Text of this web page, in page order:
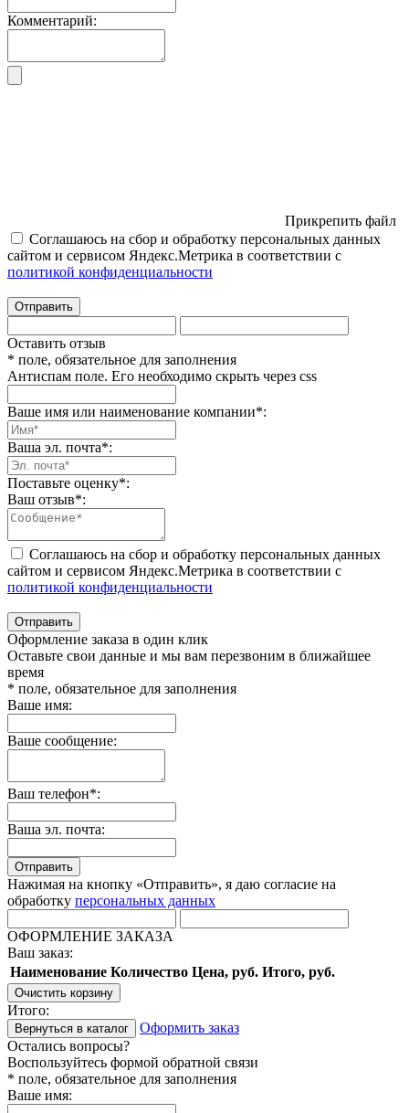
Комментарий:
Прикрепить файл
Соглашаюсь на сбор и обработку персональных данных
сайтом и сервисом Яндекс.Метрика в соответствии с
политикой конфиденциальности
Отправить
Оставить отзыв
* поле, обязательное для заполнения
Антиспам поле. Его необходимо скрыть через css
Ваше имя или наименование компании*:
Ваша эл. почта*:
Поставьте оценку*:
Ваш отзыв*:
Соглашаюсь на сбор и обработку персональных данных
сайтом и сервисом Яндекс.Метрика в соответствии с
политикой конфиденциальности
Отправить
Оформление заказа в один клик
Оставьте свои данные и мы вам перезвоним в ближайшее
время
* поле, обязательное для заполнения
Ваше имя:
Ваше сообщение:
Ваш телефон*:
Ваша эл. почта:
Отправить
Нажимая на кнопку «Отправить», я даю согласие на
обработку персональных данных
ОФОРМЛЕНИЕ ЗАКАЗА
Ваш заказ:
Наименование Количество Цена, руб. Итого, руб.
Очистить корзину
Итого:
Вернуться в каталог
Оформить заказ
Остались вопросы?
Воспользуйтесь формой обратной связи
* поле, обязательное для заполнения
Ваше имя: